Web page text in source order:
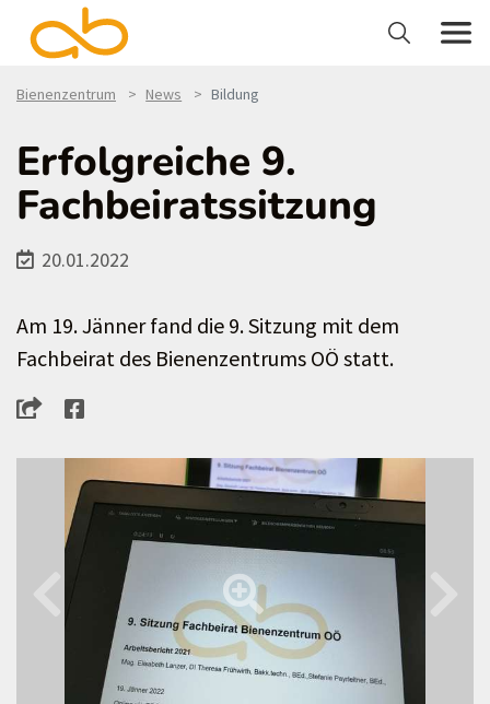
Bienenzentrum News Bildung
Erfolgreiche 9.
Fachbeiratssitzung
20.01.2022
Am 19. Jänner fand die 9. Sitzung mit dem
Fachbeirat des Bienenzentrums OÖ statt.